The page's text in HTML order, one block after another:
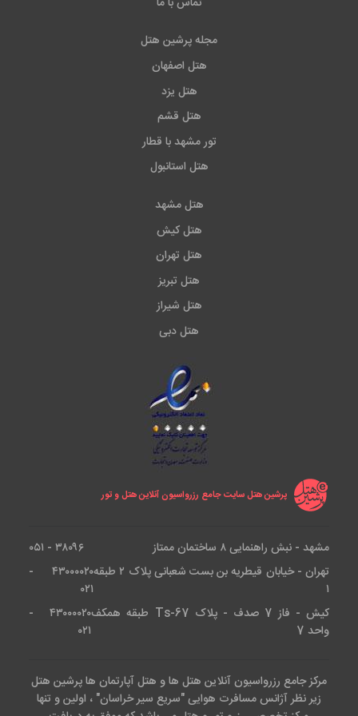
باشد. لازم به ذکر است جهت هماهنگی قبلی برای استفاده از
خدمات خشک شویی
خدمات روم سرویس
پارکینگ و اینترنت رایگان
آدرس و مکان های نزدیک به هتل
در Gaziosman Pasa Bulvari
شده و به مراکز تاریخی شهر نزدیک می باشد. فاصله این هتل
تا دریای اژه 500 متر می باشد که بقیه جاذبه ها در ذیل
مطلب ذکر شده اند:
فروگاه عدنان مندرس : 15 کیلومتر
میدان کوناک : حدود 15 دقیقه با خودرو
مجله پرشین هتل
هتل اصفهان
هتل یزد
هتل قشم
تور مشهد با قطار
هتل استانبول
هتل مشهد
هتل کیش
هتل تهران
هتل تبریز
هتل شیراز
هتل دبی
پرشین هتل سایت جامع رزرواسیون آنلاین هتل و تور
مشهد - نبش راهنمایی ۸ ساختمان ممتاز
۳۸۰۹۶ - ۰۵۱
تهران - خیابان قیطریه بن بست شعبانی پلاک ۲ طبقه
۱
۴۳۰۰۰۰۲۰ -
۰۲۱
کیش - فاز 7 صدف - پلاک Ts-67 طبقه همکف
واحد 7
۴۳۰۰۰۰۲۰ -
۰۲۱
مرکز جامع رزرواسیون آنلاین هتل ها و هتل آپارتمان ها پرشین هتل
زیر نظر آژانس مسافرت هوایی "سریع سیر خراسان" ، اولین و تنها